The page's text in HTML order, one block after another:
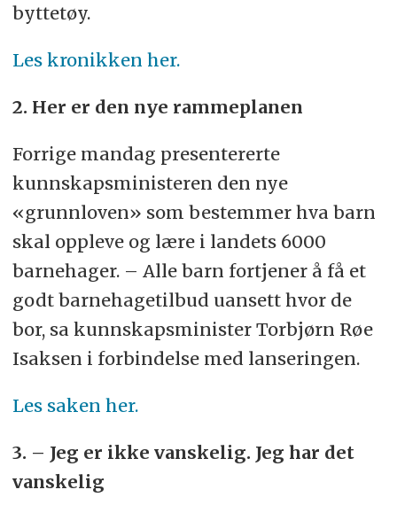
byttetøy.
Les kronikken her.
2. Her er den nye rammeplanen
Forrige mandag presentererte
kunnskapsministeren den nye
«grunnloven» som bestemmer hva barn
skal oppleve og lære i landets 6000
barnehager. – Alle barn fortjener å få et
godt barnehagetilbud uansett hvor de
bor, sa kunnskapsminister Torbjørn Røe
Isaksen i forbindelse med lanseringen.
Les saken her.
3. – Jeg er ikke vanskelig. Jeg har det
vanskelig